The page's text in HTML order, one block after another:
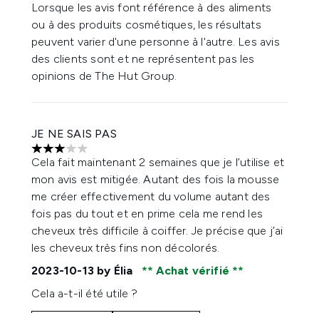
Lorsque les avis font référence à des aliments
ou à des produits cosmétiques, les résultats
peuvent varier d'une personne à l'autre. Les avis
des clients sont et ne représentent pas les
opinions de The Hut Group.
JE NE SAIS PAS
3 étoiles sur un maximum de 5
Cela fait maintenant 2 semaines que je l’utilise et
mon avis est mitigée. Autant des fois la mousse
me créer effectivement du volume autant des
fois pas du tout et en prime cela me rend les
cheveux très difficile à coiffer. Je précise que j’ai
les cheveux très fins non décolorés.
2023-10-13 by Élia
Achat vérifié
Cela a-t-il été utile ?